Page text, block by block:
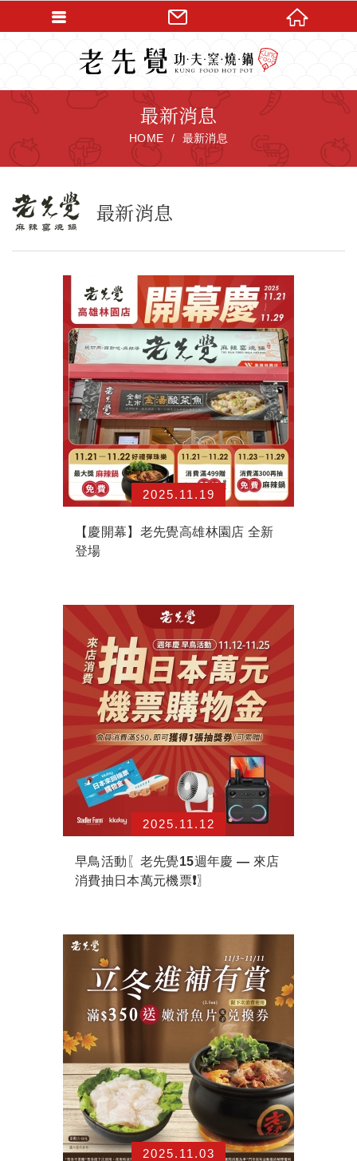
最新消息
HOME 最新消息
最新消息
2025.11.19
【慶開幕】老先覺高雄林園店 全新
登場
2025.11.12
早鳥活動〖老先覺15週年慶 — 來店
消費抽日本萬元機票❗〗
2025.11.03